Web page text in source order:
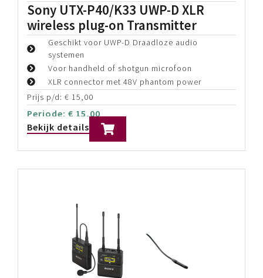
Sony UTX-P40/K33 UWP-D XLR
wireless plug-on Transmitter
Geschikt voor UWP-D Draadloze audio
systemen
Voor handheld of shotgun microfoon
XLR connector met 48V phantom power
Prijs p/d: € 15,00
Periode: € 15,00
Bekijk details